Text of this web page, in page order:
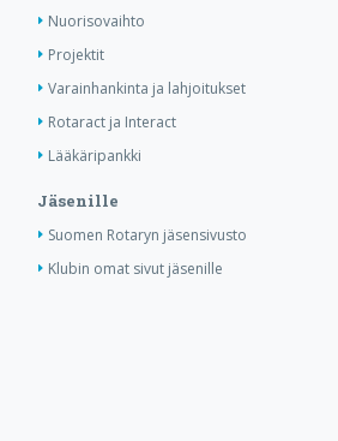
Nuorisovaihto
Projektit
Varainhankinta ja lahjoitukset
Rotaract ja Interact
Lääkäripankki
Jäsenille
Suomen Rotaryn jäsensivusto
Klubin omat sivut jäsenille